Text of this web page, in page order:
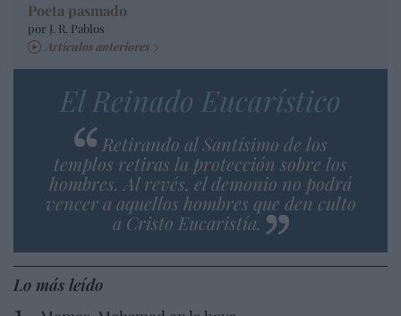
Poeta pasmado
por J. R. Pablos
Artículos anteriores
El Reinado Eucarístico
Retirando al Santísimo de los
templos retiras la protección sobre los
hombres. Al revés, el demonio no podrá
vencer a aquellos hombres que den culto
a Cristo Eucaristía.
Lo más leído